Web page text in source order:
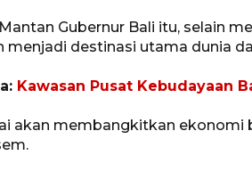
Gubernur Bali itu, selain
menjadi destinasi utama dunia
Kawasan Pusat Kebudayaan
akan membangkitkan ekonomi